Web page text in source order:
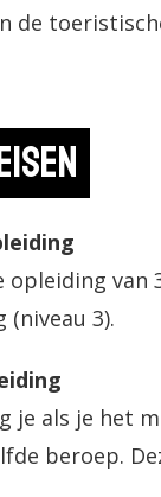
de
opleiding van
(niveau 3).
je als je het
beroep.